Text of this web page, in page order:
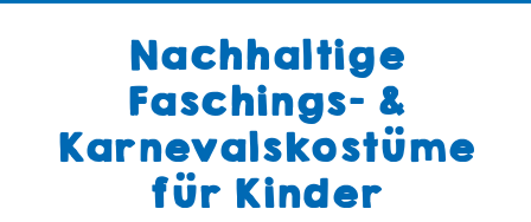
Kategorie:
Nachhaltige
Faschings- &
Karnevalskostüme
für Kinder